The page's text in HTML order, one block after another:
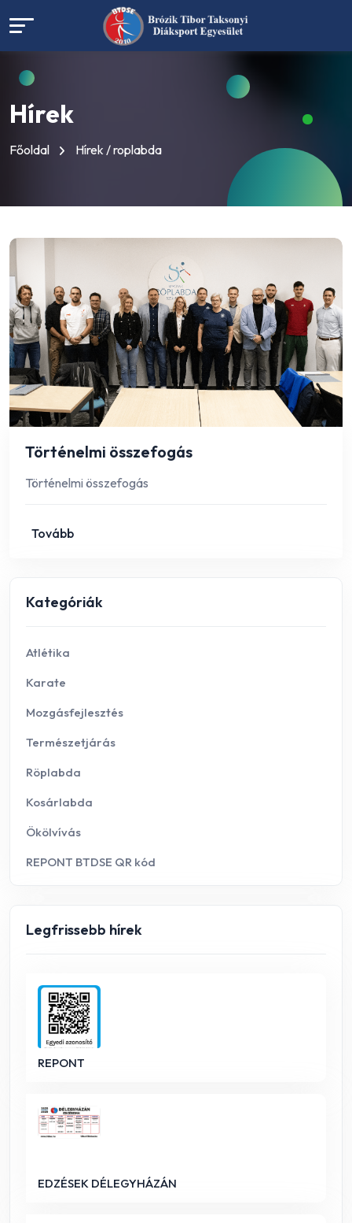
Hírek
Főoldal Hírek / roplabda
Történelmi összefogás
Történelmi összefogás
Tovább
Kategóriák
Atlétika
Karate
Mozgásfejlesztés
Természetjárás
Röplabda
Kosárlabda
Ökölvívás
REPONT BTDSE QR kód
Legfrissebb hírek
REPONT
EDZÉSEK DÉLEGYHÁZÁN